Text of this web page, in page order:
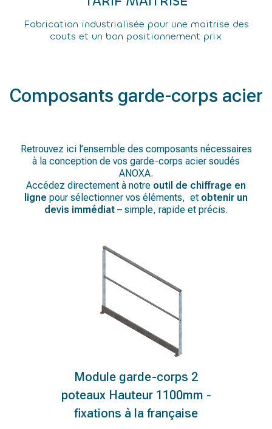
Fabrication industrialisée pour une maitrise des
couts et un bon positionnement prix
Composants garde-corps acier
Retrouvez ici l’ensemble des composants nécessaires
à la conception de vos garde-corps acier soudés
ANOXA.
Accédez directement à notre outil de chiffrage en
ligne pour sélectionner vos éléments, et obtenir un
devis immédiat – simple, rapide et précis.
Module garde-corps 2
poteaux Hauteur 1100mm -
fixations à la française